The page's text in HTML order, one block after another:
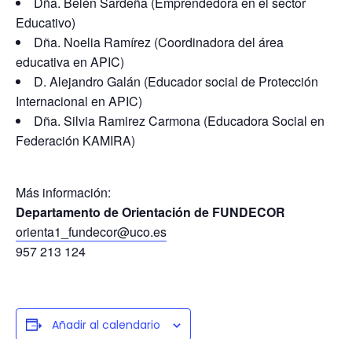
Educativo)
Dña. Noelia Ramírez (Coordinadora del área
educativa en APIC)
D. Alejandro Galán (Educador social de Protección
Internacional en APIC)
Dña. Silvia Ramirez Carmona (Educadora Social en
Federación KAMIRA)
Más información:
Departamento de Orientación de FUNDECOR
orienta1_fundecor@uco.es
957 213 124
Añadir al calendario